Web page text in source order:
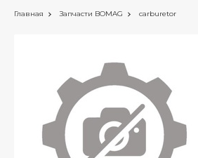
Главная Запчасти BOMAG carburetor